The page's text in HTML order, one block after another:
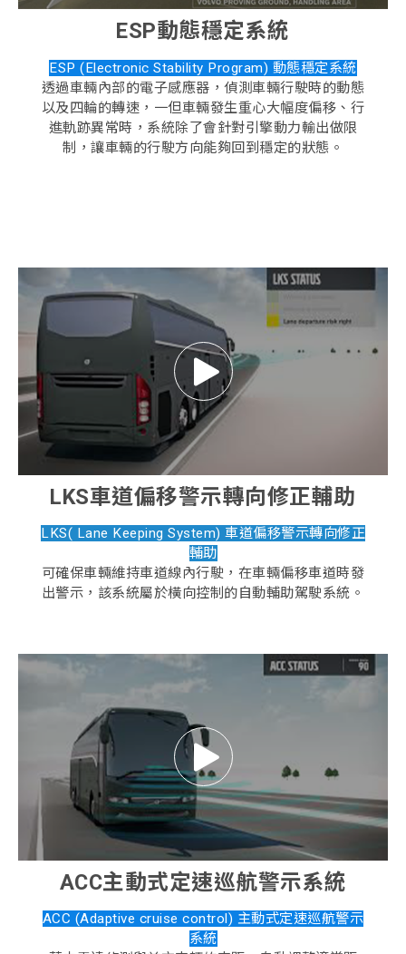
ESP動態穩定系統
ESP (Electronic Stability Program) 動態穩定系統
透過車輛內部的電子感應器，偵測車輛行駛時的動態
以及四輪的轉速，一但車輛發生重心大幅度偏移、行
進軌跡異常時，系統除了會針對引擎動力輸出做限
制，讓車輛的行駛方向能夠回到穩定的狀態。
LKS車道偏移警示轉向修正輔助
LKS( Lane Keeping System) 車道偏移警示轉向修正
輔助
可確保車輛維持車道線內行駛，在車輛偏移車道時發
出警示，該系統屬於橫向控制的自動輔助駕駛系統。
ACC主動式定速巡航警示系統
ACC (Adaptive cruise control) 主動式定速巡航警示
系統